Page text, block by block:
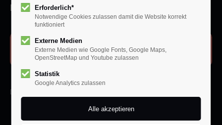
Beratung.
Sprich mit uns
Das erste Beratungsgespräch ist kostenlos.
Erforderlich*
Notwendige Cookies zulassen damit die Website korrekt
funktioniert
Externe Medien
Externe Medien wie Google Fonts, Google Maps,
OpenStreetMap und Youtube zulassen
Statistik
Google Analytics zulassen